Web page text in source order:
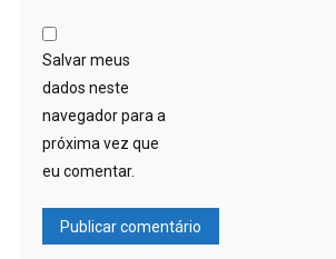
Salvar meus
dados neste
navegador para a
próxima vez que
eu comentar.